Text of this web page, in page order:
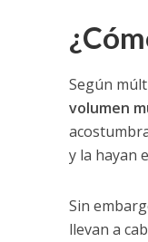
Según
volumen
y la hayan
Sin
llevan a